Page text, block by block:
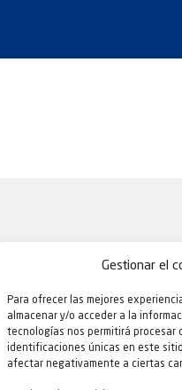
Gestionar el
Para ofrecer las mejores
almacenar y/o acceder a la
tecnologías nos permitirá procesar
identificaciones únicas en este
afectar negativamente a ciertas